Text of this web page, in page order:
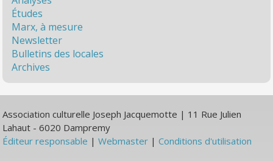
Études
Marx, à mesure
Newsletter
Bulletins des locales
Archives
Association culturelle Joseph Jacquemotte | 11 Rue Julien
Lahaut - 6020 Dampremy
Éditeur responsable |Webmaster |Conditions d'utilisation